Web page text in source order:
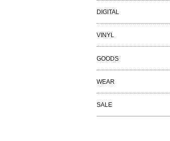
DIGITAL
VINYL
GOODS
WEAR
SALE